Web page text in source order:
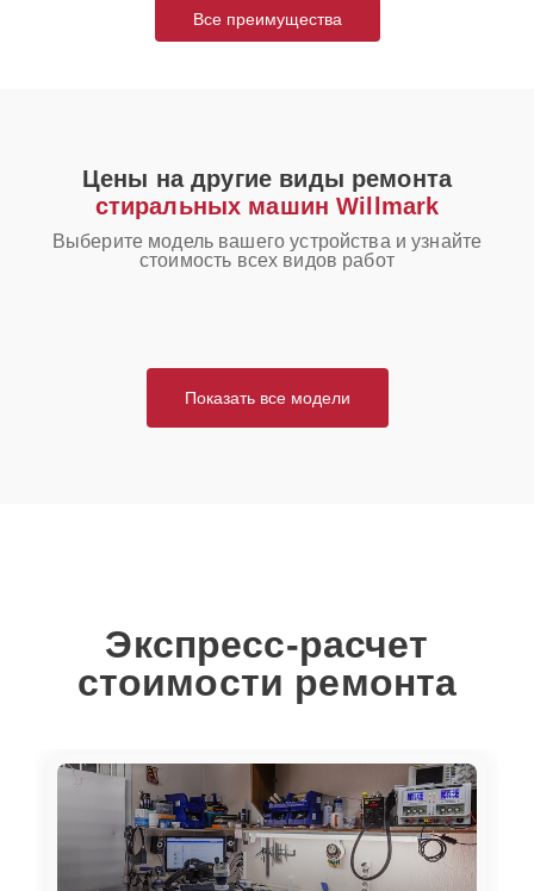
Все преимущества
Цены на другие виды ремонта
стиральных машин Willmark
Выберите модель вашего устройства и узнайте
стоимость всех видов работ
Показать все модели
Экспресс-расчет
стоимости ремонта